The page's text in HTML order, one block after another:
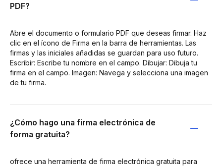
PDF?
Abre el documento o formulario PDF que deseas firmar. Haz
clic en el ícono de Firma en la barra de herramientas. Las
firmas y las iniciales añadidas se guardan para uso futuro.
Escribir: Escribe tu nombre en el campo. Dibujar: Dibuja tu
firma en el campo. Imagen: Navega y selecciona una imagen
de tu firma.
¿Cómo hago una firma electrónica de
forma gratuita?
ofrece una herramienta de firma electrónica gratuita para